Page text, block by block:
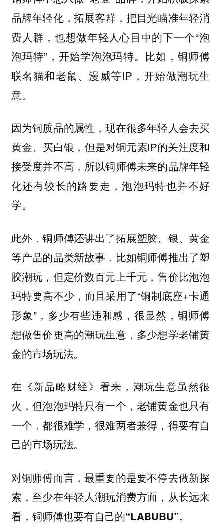
品牌年轻化， 拓展客群，把目光瞄准年轻消
费人群，也想做年轻人心目中的下一个“泡
泡玛特”，开始学泡泡玛特。比如，铜师傅
联名猫和老鼠、漫威等IP，开始做潮玩生
意。
因为铜质品的属性，现在很多年轻人会去买
黄金、买白银，但是对铜元素IP的关注度和
接受度并不高，所以铜师傅未来的品牌年轻
化还有较长的路要走，泡泡玛特也并不好
学。
此外，铜师傅还讲出了拓展塑胶、银、黄金
等产品的品类新故事，比如铜师傅推出了塑
胶潮玩，但定价数百元上千元，售价比泡泡
玛特要高不少，而且采用了“铜制底座+卡通
形象”，多少有些违和感，很显然，铜师傅
想做售价更高的潮玩生意，多少想学老铺黄
金的市场玩法。
在《新品略财经》看来， 潮玩生意虽然很
火，但泡泡玛特只有一个，老铺黄金也只有
一个，都很难学，很难两者兼得，得要有自
己的市场玩法。
对铜师傅而言，最重要的是要不停去做新探
索，至少在年轻人潮玩消费方面，从长远来
看， 铜师傅也要有自己的“LABUBU”。